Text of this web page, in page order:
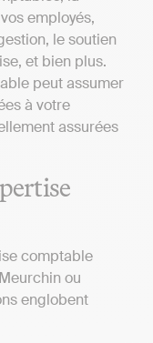
employés,
le soutien
et bien plus.
peut assumer
à votre
assurées
comptable
ou
englobent